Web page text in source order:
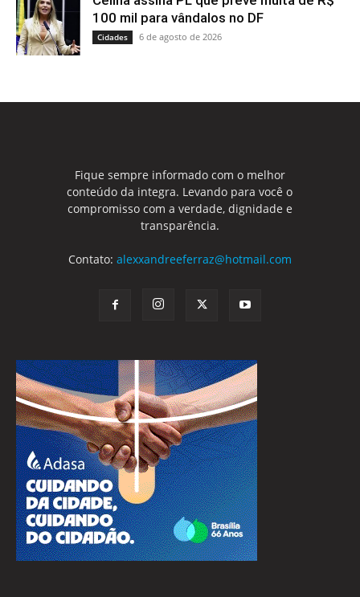
100 mil para vândalos no DF
Cidades 6 de agosto de 2026
Fique sempre informado com o melhor
conteúdo da integra. Levando para você o
compromisso com a verdade, dignidade e
transparência.
Contato: alexxandreeferraz@hotmail.com